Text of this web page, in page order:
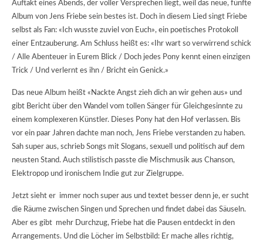
Auftakt eines Abends, der voller Versprechen liegt, weil das neue, fünfte
Album von Jens Friebe sein bestes ist. Doch in diesem Lied singt Friebe
selbst als Fan: «Ich wusste zuviel von Euch», ein poetisches Protokoll
einer Entzauberung. Am Schluss heißt es: «Ihr wart so verwirrend schick
/ Alle Abenteuer in Eurem Blick / Doch jedes Pony kennt einen einzigen
Trick / Und verlernt es ihn / Bricht ein Genick.»
Das neue Album heißt «Nackte Angst zieh dich an wir gehen aus» und
gibt Bericht über den Wandel vom tollen Sänger für Gleichgesinnte zu
einem komplexeren Künstler. Dieses Pony hat den Hof verlassen. Bis
vor ein paar Jahren dachte man noch, Jens Friebe verstanden zu haben.
Sah super aus, schrieb Songs mit Slogans, sexuell und politisch auf dem
neusten Stand. Auch stilistisch passte die Mischmusik aus Chanson,
Elektropop und ironischem Indie gut zur Zielgruppe.
Jetzt sieht er immer noch super aus und textet besser denn je, er sucht
die Räume zwischen Singen und Sprechen und findet dabei das Säuseln.
Aber es gibt mehr Durchzug, Friebe hat die Pausen entdeckt in den
Arrangements. Und die Löcher im Selbstbild: Er mache alles richtig,